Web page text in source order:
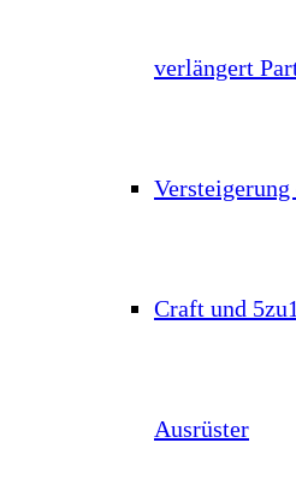
verlängert
Craft und
Ausrüster